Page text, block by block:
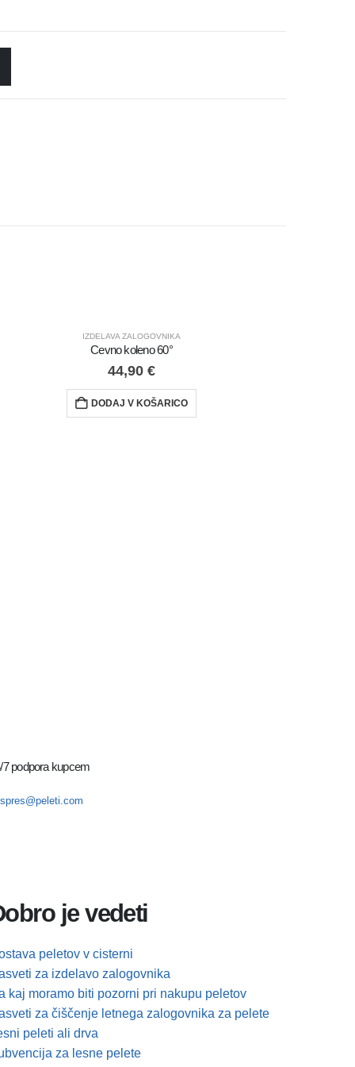
IZDELAVA ZALOGOVNIKA
Cevno koleno 60°
44,90 €
DODAJ V KOŠARICO
7 podpora kupcem
je vedeti
peletov v cisterni
za izdelavo zalogovnika
kaj moramo biti pozorni pri nakupu peletov
za čiščenje letnega zalogovnika za pelete
peleti ali drva
za lesne pelete